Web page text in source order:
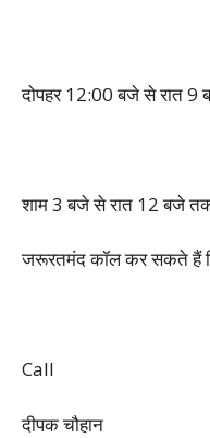
दोपहर 12:00 बजे से रात
शाम 3 बजे से रात 12 बजे
जरूरतमंद कॉल कर सकते हैं
Call
दीपक चौहान